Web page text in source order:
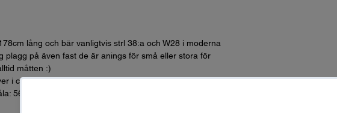
lång och bär vanligtvis strl 38:a och W28 i moderna
plagg på även fast de är anings för små eller stora för
måtten :)
i cm (dvs *2 för omkrets):
56